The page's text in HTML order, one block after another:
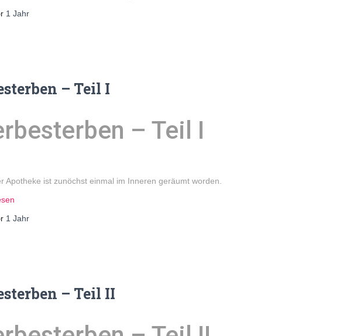
1 Jahr
– Teil I
– Teil I
Apotheke ist zunöchst einmal im Inneren geräumt worden.
1 Jahr
– Teil II